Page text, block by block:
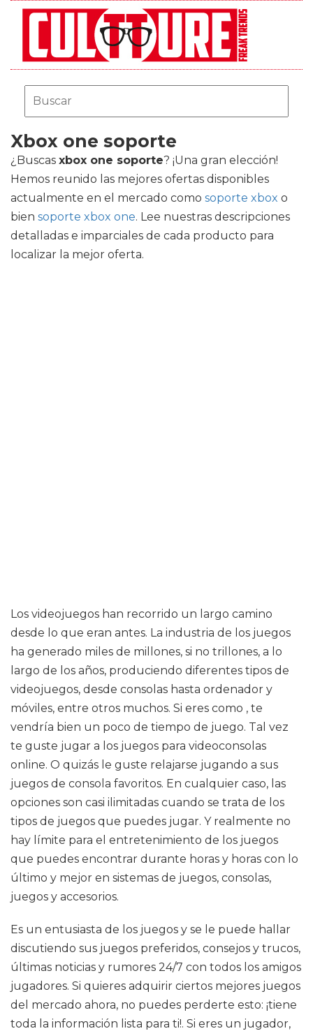
Xbox one soporte
¿Buscas xbox one soporte? ¡Una gran elección!
Hemos reunido las mejores ofertas disponibles
actualmente en el mercado como soporte xbox o
bien soporte xbox one. Lee nuestras descripciones
detalladas e imparciales de cada producto para
localizar la mejor oferta.
Los videojuegos han recorrido un largo camino
desde lo que eran antes. La industria de los juegos
ha generado miles de millones, si no trillones, a lo
largo de los años, produciendo diferentes tipos de
videojuegos, desde consolas hasta ordenador y
móviles, entre otros muchos. Si eres como , te
vendría bien un poco de tiempo de juego. Tal vez
te guste jugar a los juegos para videoconsolas
online. O quizás le guste relajarse jugando a sus
juegos de consola favoritos. En cualquier caso, las
opciones son casi ilimitadas cuando se trata de los
tipos de juegos que puedes jugar. Y realmente no
hay límite para el entretenimiento de los juegos
que puedes encontrar durante horas y horas con lo
último y mejor en sistemas de juegos, consolas,
juegos y accesorios.
Es un entusiasta de los juegos y se le puede hallar
discutiendo sus juegos preferidos, consejos y trucos,
últimas noticias y rumores 24/7 con todos los amigos
jugadores. Si quieres adquirir ciertos mejores juegos
del mercado ahora, no puedes perderte esto: ¡tiene
toda la información lista para ti!. Si eres un jugador,